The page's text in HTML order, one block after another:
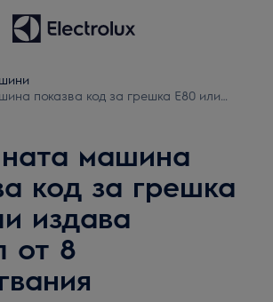
показва код за грешка Е80 или
машина
код за грешка
издава
от 8